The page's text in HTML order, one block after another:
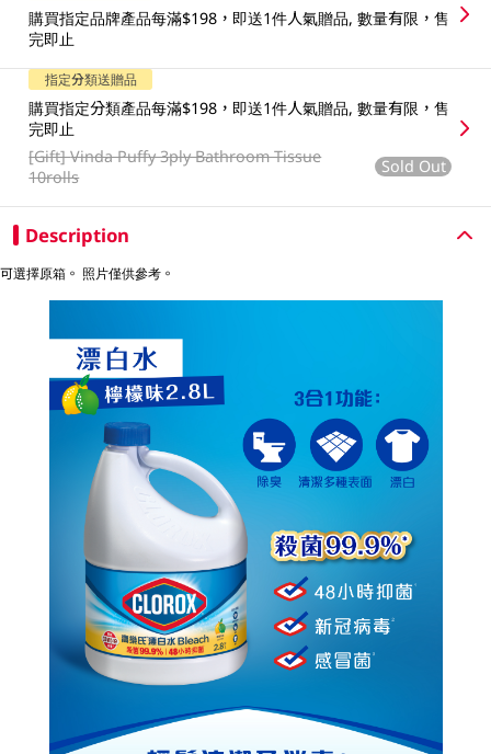
購買指定品牌產品每滿$198，即送1件人氣贈品, 數量有限，售
完即止
指定分類送贈品
購買指定分類產品每滿$198，即送1件人氣贈品, 數量有限，售
完即止
[Gift]Vinda Puffy 3ply Bathroom Tissue
10rolls
Sold Out
Description
可選擇原箱。 照片僅供參考。